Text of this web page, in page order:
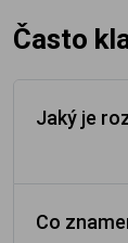
Často
Jaký je
Co